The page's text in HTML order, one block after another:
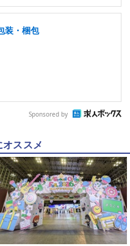
装・梱包
Sponsored by
ススメ